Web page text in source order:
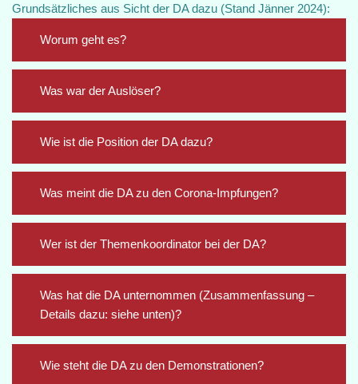
Grundsätzliches aus Sicht der DA dazu (Stand Jänner 2024):
Worum geht es?
Was war der Auslöser?
Wie ist die Position der DA dazu?
Was meint die DA zu den Corona-Impfungen?
Wer ist der Themenkoordinator bei der DA?
Was hat die DA unternommen (Zusammenfassung –
Details dazu: siehe unten)?
Wie steht die DA zu den Demonstrationen?